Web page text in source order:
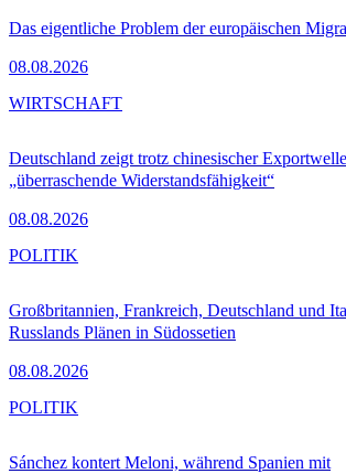
Das eigentliche Problem der europäischen
08.08.2026
Deutschland zeigt trotz chinesischer
„überraschende Widerstandsfähigkeit“
08.08.2026
WIRTSCHAFT
Großbritannien, Frankreich, Deutschland und
Russlands Plänen in Südossetien
08.08.2026
POLITIK
Sánchez kontert Meloni, während Spanien mit
POLITIK